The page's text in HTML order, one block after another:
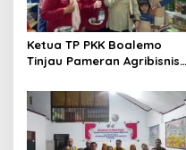
Ketua TP PKK Boalemo
Tinjau Pameran Agribisnis